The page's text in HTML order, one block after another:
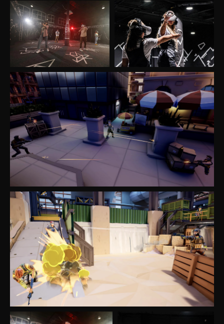
30min 1-4 12+
MÁS DETALLES
Disparos
VER TODOS
DEMO
Zona de Juegos